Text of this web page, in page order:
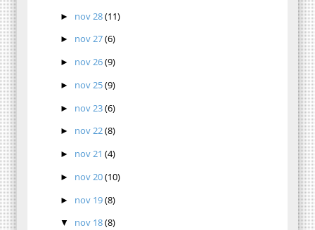
► nov 28(11)
► nov 27(6)
► nov 26(9)
► nov 25(9)
► nov 23(6)
► nov 22(8)
► nov 21(4)
► nov 20(10)
► nov 19(8)
▼ nov 18(8)